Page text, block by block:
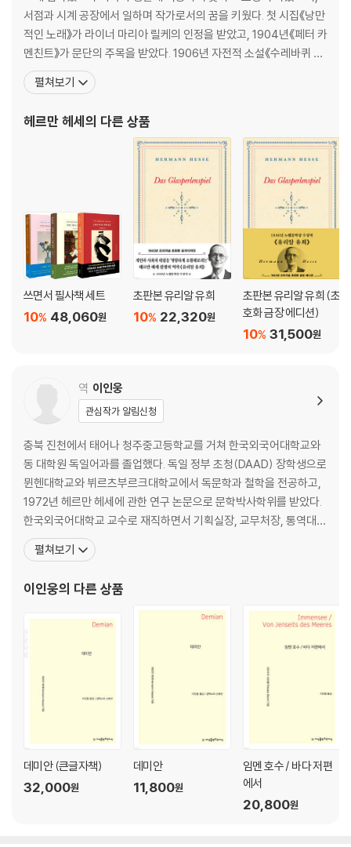
서점과 시계 공장에서 일하며 작가로서의 꿈을 키웠다. 첫 시집《낭만
적인 노래》가 라이너 마리아 릴케의 인정을 받았고, 1904년《페터 카
멘친트》가 문단의 주목을 받았다. 1906년 자전적 소설《수레바퀴 아
래서》를 출간했고, 1919년 필명 ‘에밀 싱클레어’로《데미안》을 출간
했다. 가장 활발한 작품 활동을 한 1920년에는《클링조어의 마지막
다. 1946년《유리알 유희》로 노벨문학상과 괴
펼쳐보기
헤르만 헤세 의 다른 상품
쓰면서 필사책 세트
48,060원
10%
초판본 유리알 유희
22,320원
10%
초판본 유리알 유희 (초
호화 금장 에디션)
31,500원
10%
역 이인웅
관심작가 알림신청
충북 진천에서 태어나 청주중고등학교를 거쳐 한국외국어대학교와
동 대학원 독일어과를 졸업했다. 독일 정부 초청(DAAD) 장학생으로
뮌헨대학교와 뷔르츠부르크대학교에서 독문학과 철학을 전공하고,
1972년 헤르만 헤세에 관한 연구 논문으로 문학박사학위를 받았다.
한국외국어대학교 교수로 재직하면서 기획실장, 교무처장, 통역대학
원장, 부총장 등의 보직을 수행하고, 문교부 국어심의회 외래어표기
분과위원, 교육부 국비유학자문위원, 한국학술진흥재단 인문분과위
장, 한국독어독문학회장, 독일동문네트워크(ADeKo) 이사 등을 역
펼쳐보기
이인웅의 다른 상품
데미안 (큰글자책)
32,000원
데미안
11,800원
임멘 호수 / 바다 저편
에서
20,800원